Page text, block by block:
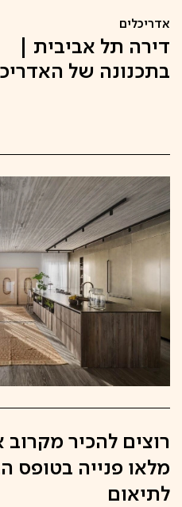
אדריכלים
דירה תל אביבית |
בתכנונה של
רוצים להכיר
מלאו פנייה בטופס
לתיאום